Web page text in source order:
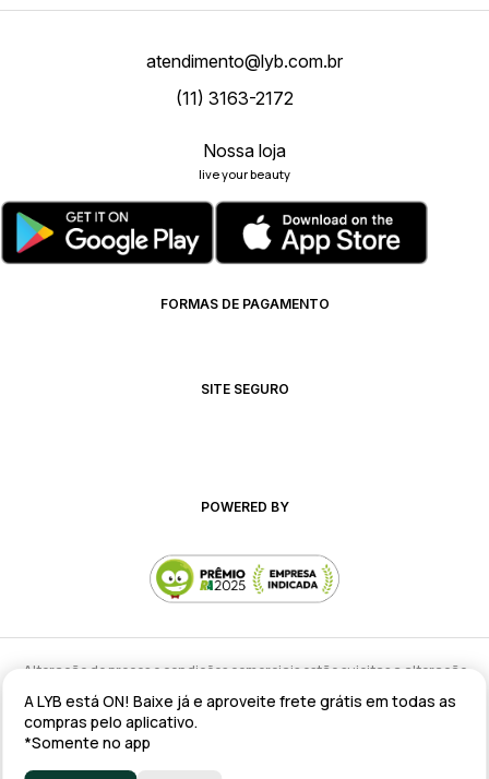
atendimento@lyb.com.br
(11) 3163-2172
Nossa loja
live your beauty
FORMAS DE PAGAMENTO
SITE SEGURO
POWERED BY
Alteração de preços e condições comerciais estão sujeitas a alteração
sem aviso prévio.
lyb @ 2025 - Av. Talma Rodrigues Ribeiro, 147 - Galpão 02 MOD
A/B/C/D/E, Sala 09 Serra - ES CEP: 29173-795 - CNPJ: 43.008.535/0001-11
A LYB está ON! Baixe já e aproveite frete grátis em todas as
compras pelo aplicativo.
*Somente no app